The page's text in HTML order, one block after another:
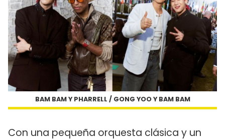
BAM BAM Y PHARRELL / GONG YOO Y BAM BAM
Con una pequeña orquesta clásica y un